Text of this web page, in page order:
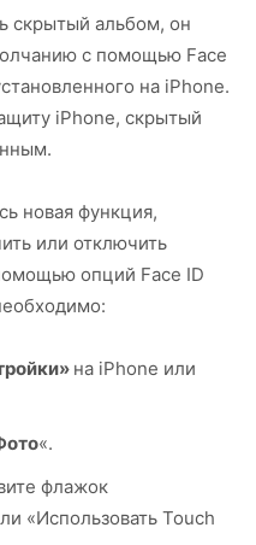
скрытый альбом, он
с помощью Face
на iPhone.
iPhone, скрытый
новая функция,
или отключить
опций Face ID
на iPhone или
«.
флажок
«Использовать Touch